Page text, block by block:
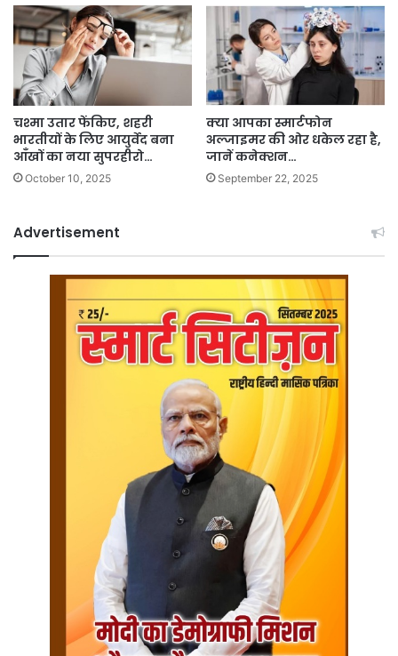
चश्मा उतार फेंकिए, शहरी
भारतीयों के लिए आयुर्वेद बना
आँखों का नया सुपरहीरो…
October 10, 2025
क्या आपका स्मार्टफोन
अल्जाइमर की ओर धकेल रहा है,
जानें कनेक्शन…
September 22, 2025
Advertisement